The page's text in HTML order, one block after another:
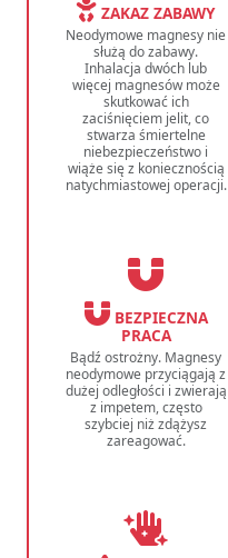
ZAKAZ ZABAWY
Neodymowe magnesy nie
służą do zabawy.
Inhalacja dwóch lub
więcej magnesów może
skutkować ich
zaciśnięciem jelit, co
stwarza śmiertelne
niebezpieczeństwo i
wiąże się z koniecznością
natychmiastowej operacji.
BEZPIECZNA
PRACA
Bądź ostrożny. Magnesy
neodymowe przyciągają z
dużej odległości i zwierają
z impetem, często
szybciej niż zdążysz
zareagować.